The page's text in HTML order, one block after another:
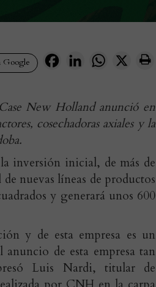
Google FacebookLinkedInWhatsApp
X
New Holland anunció en
cosechadoras axiales y la
inversión inicial, de más de
nuevas líneas de productos
y generará unos 600
y de esta empresa es un
de esta empresa tan
Luis Nardi, titular de